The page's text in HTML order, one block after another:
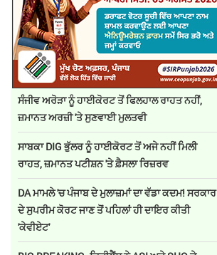
ਸੰਜੀਵ ਅਰੋੜਾ ਨੂੰ ਹਾਈਕੋਰਟ ਤੋਂ ਫਿਲਹਾਲ ਰਾਹਤ ਨਹੀਂ,
ਜ਼ਮਾਨਤ ਅਰਜ਼ੀ 'ਤੇ ਸੁਣਵਾਈ ਮੁਲਤਵੀ
ਸਾਬਕਾ DIG ਭੁੱਲਰ ਨੂੰ ਹਾਈਕੋਰਟ ਤੋਂ ਅਜੇ ਨਹੀਂ ਮਿਲੀ
ਰਾਹਤ, ਜ਼ਮਾਨਤ ਪਟੀਸ਼ਨ 'ਤੇ ਫ਼ੈਸਲਾ ਰਿਜ਼ਰਵ
DA ਮਾਮਲੇ 'ਚ ਪੰਜਾਬ ਦੇ ਮੁਲਾਜ਼ਮਾਂ ਦਾ ਵੱਡਾ ਕਦਮ! ਸਰਕਾਰ
ਦੇ ਸੁਪਰੀਮ ਕੋਰਟ ਜਾਣ ਤੋਂ ਪਹਿਲਾਂ ਹੀ ਦਾਇਰ ਕੀਤੀ
'ਕੇਵੀਏਟ'